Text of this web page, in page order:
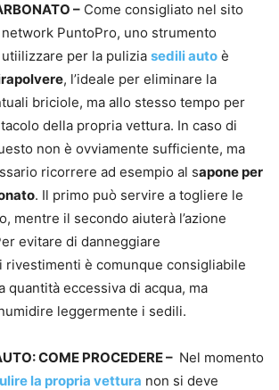
– Come consigliato nel sito
PuntoPro, uno strumento
per la pulizia sedili auto è
, l’ideale per eliminare la
briciole, ma allo stesso tempo per
della propria vettura. In caso di
non è ovviamente sufficiente, ma
ricorrere ad esempio al sapone per
. Il primo può servire a togliere le
mentre il secondo aiuterà l’azione
evitare di danneggiare
rivestimenti è comunque consigliabile
quantità eccessiva di acqua, ma
leggermente i sedili.
COME PROCEDERE – Nel momento
la propria vettura non si deve